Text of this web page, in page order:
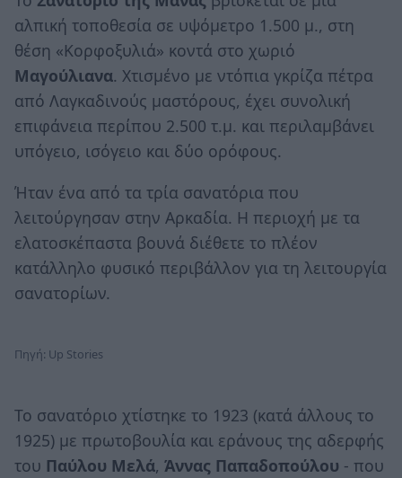
αλπική τοποθεσία σε υψόμετρο 1.500 μ., στη
θέση «Κορφοξυλιά» κοντά στο χωριό
Μαγούλιανα. Χτισμένο με ντόπια γκρίζα πέτρα
από Λαγκαδινούς μαστόρους, έχει συνολική
επιφάνεια περίπου 2.500 τ.μ. και περιλαμβάνει
υπόγειο, ισόγειο και δύο ορόφους.
Ήταν ένα από τα τρία σανατόρια που
λειτούργησαν στην Αρκαδία. Η περιοχή με τα
ελατοσκέπαστα βουνά διέθετε το πλέον
κατάλληλο φυσικό περιβάλλον για τη λειτουργία
σανατορίων.
Πηγή: Up Stories
Το σανατόριο χτίστηκε το 1923 (κατά άλλους το
1925) με πρωτοβουλία και εράνους της αδερφής
του Παύλου Μελά, Άννας Παπαδοπούλου - που